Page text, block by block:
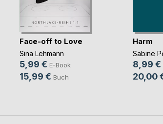
Face-off to Love
Sina Lehmann
5,99 € E-Book
15,99 € Buch
Harm
Sabine
8,99 €
20,00